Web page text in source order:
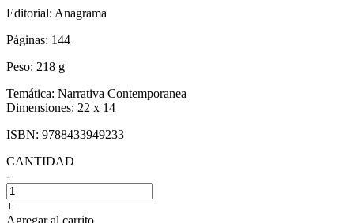
Editorial: Anagrama
Páginas: 144
Peso: 218 g
Temática: Narrativa Contemporanea
Dimensiones: 22 x 14
ISBN: 9788433949233
CANTIDAD
-
+
Agregar al carrito